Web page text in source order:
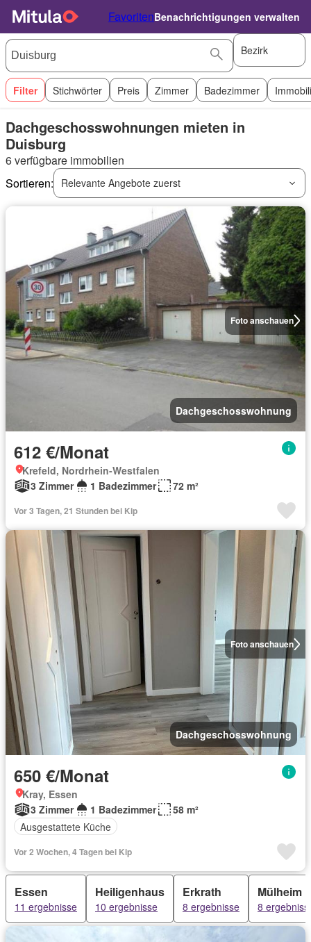
FavoritenBenachrichtigungen verwalten
Bezirk
Filter Stichwörter Preis Zimmer Badezimmer
Dachgeschosswohnungen mieten in
Duisburg
6 verfügbare immobilien
Sortieren:
Relevante Angebote zuerst
Foto anschauen
Dachgeschosswohnung
612 €/Monat
Krefeld, Nordrhein-Westfalen
3 Zimmer
1 Badezimmer 72 m²
Vor 3 Tagen, 21 Stunden bei Kip
Foto anschauen
Dachgeschosswohnung
650 €/Monat
Kray, Essen
3 Zimmer
1 Badezimmer
58 m²
Ausgestattete Küche
Vor 2 Wochen, 4 Tagen bei Kip
Essen
11 ergebnisse
Heiligenhaus
10 ergebnisse
Erkrath
8 ergebnisse
Mülheim
8